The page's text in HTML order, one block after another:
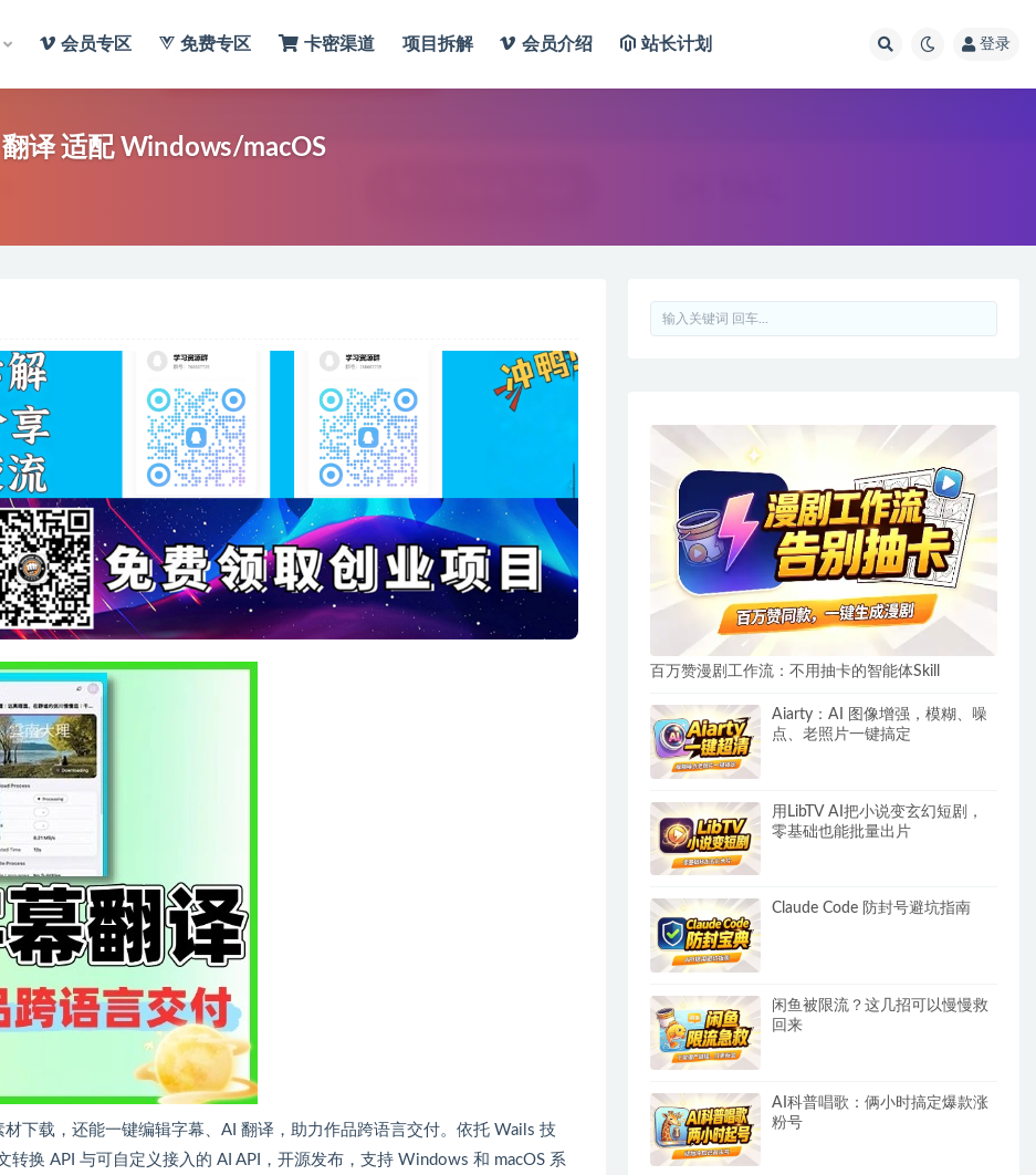
会员专区 免费专区 卡密渠道 项目拆解 会员介绍 站长计划 登录
译 适配 Windows/macOS
下载，还能一键编辑字幕、AI 翻译，助力作品跨语言交付。依托 Wails 技
换 API 与可自定义接入的 AI API，开源发布，支持 Windows 和 macOS 系
百万赞漫剧工作流：不用抽卡的智能体Skill
Aiarty：AI 图像增强，模糊、噪
点、老照片一键搞定
用LibTV AI把小说变玄幻短剧，
零基础也能批量出片
Claude Code 防封号避坑指南
闲鱼被限流？这几招可以慢慢救
回来
AI科普唱歌：俩小时搞定爆款涨
粉号